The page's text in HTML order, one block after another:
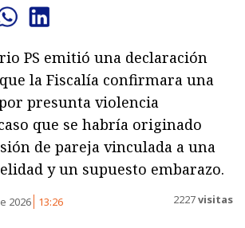
PS emitió una declaración
la Fiscalía confirmara una
presunta violencia
que se habría originado
de pareja vinculada a una
y un supuesto embarazo.
2026 13:26 2227visitas